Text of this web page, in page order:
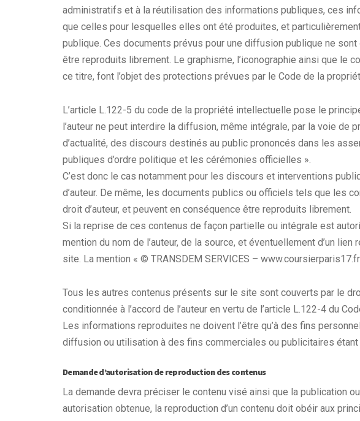
administratifs et à la réutilisation des informations publiques, ces
que celles pour lesquelles elles ont été produites, et
publique. Ces documents prévus pour une diffusion publique ne
être reproduits librement. Le graphisme, l’iconographie ainsi que le
ce titre, font l’objet des protections prévues par le Code de la
L’article L.122-5 du code de la propriété intellectuelle pose le
l’auteur ne peut interdire la diffusion, même intégrale, par la voie de
d’actualité, des discours destinés au public prononcés dans les
publiques d’ordre politique et les cérémonies officielles ».
C’est donc le cas notamment pour les discours et interventions
d’auteur. De même, les documents publics ou officiels tels que les
droit d’auteur, et peuvent en conséquence être reproduits librement.
Si la reprise de ces contenus de façon partielle ou intégrale est
mention du nom de l’auteur, de la source, et éventuellement d’un
site. La mention « © TRANSDEM SERVICES –
Tous les autres contenus présents sur le site sont couverts par le
conditionnée à l’accord de l’auteur en vertu de l’article L.122-4 du
Les informations reproduites ne doivent l’être qu’à des fins
diffusion ou utilisation à des fins commerciales ou publicitaires
Demande d’autorisation de reproduction des contenus
La demande devra préciser le contenu visé ainsi que la publication
autorisation obtenue, la reproduction d’un contenu doit obéir aux